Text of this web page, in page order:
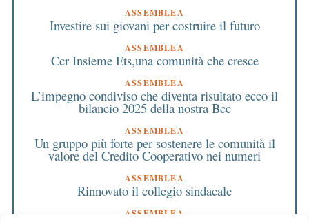
ASSEMBLEA
Investire sui giovani per costruire il futuro
ASSEMBLEA
Ccr Insieme Ets,una comunità che cresce
ASSEMBLEA
L’impegno condiviso che diventa risultato ecco il
bilancio 2025 della nostra Bcc
ASSEMBLEA
Un gruppo più forte per sostenere le comunità il
valore del Credito Cooperativo nei numeri
ASSEMBLEA
Rinnovato il collegio sindacale
ASSEMBLEA